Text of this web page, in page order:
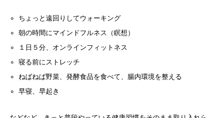
ちょっと遠回りしてウォーキング
朝の時間にマインドフルネス（瞑想）
１日５分、オンラインフィットネス
寝る前にストレッチ
ねばねば野菜、発酵食品を食べて、腸内環境を整える
早寝、早起き